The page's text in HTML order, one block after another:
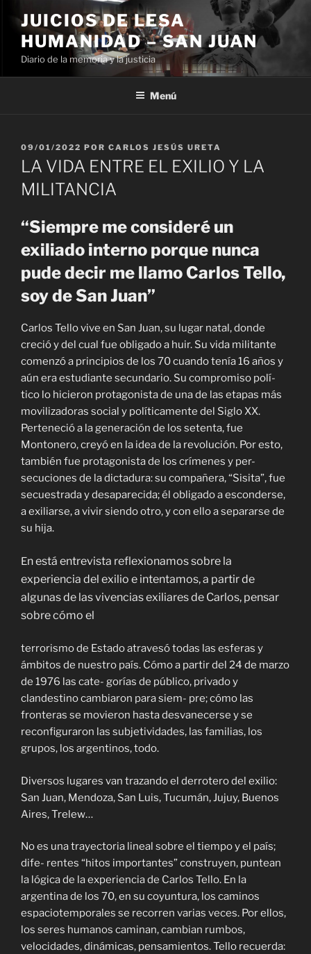
contenido
JUICIOS DE LESA
HUMANIDAD – SAN JUAN
Diario de la memoria y la justicia
Menú
PUBLICADO
EL
09/01/2022 POR CARLOS JESÚS URETA
LA VIDA ENTRE EL EXILIO Y LA
MILITANCIA
“Siempre me consideré un
exiliado interno porque nunca
pude decir me llamo Carlos Tello,
soy de San Juan”
Carlos Tello vive en San Juan, su lugar natal, donde
creció y del cual fue obligado a huir. Su vida militante
comenzó a principios de los 70 cuando tenía 16 años y
aún era estudiante secundario. Su compromiso polí-
tico lo hicieron protagonista de una de las etapas más
movilizadoras social y políticamente del Siglo XX.
Perteneció a la generación de los setenta, fue
Montonero, creyó en la idea de la revolución. Por esto,
también fue protagonista de los crímenes y per-
secuciones de la dictadura: su compañera, “Sisita”, fue
secuestrada y desaparecida; él obligado a esconderse,
a exiliarse, a vivir siendo otro, y con ello a separarse de
su hija.
En está entrevista reflexionamos sobre la
experiencia del exilio e intentamos, a partir de
algunas de las vivencias exiliares de Carlos, pensar
sobre cómo el
terrorismo de Estado atravesó todas las esferas y
ámbitos de nuestro país. Cómo a partir del 24 de marzo
de 1976 las cate- gorías de público, privado y
clandestino cambiaron para siem- pre; cómo las
fronteras se movieron hasta desvanecerse y se
reconfiguraron las subjetividades, las familias, los
grupos, los argentinos, todo.
Diversos lugares van trazando el derrotero del exilio:
San Juan, Mendoza, San Luis, Tucumán, Jujuy, Buenos
Aires, Trelew…
No es una trayectoria lineal sobre el tiempo y el país;
dife- rentes “hitos importantes” construyen, puntean
la lógica de la experiencia de Carlos Tello. En la
argentina de los 70, en su coyuntura, los caminos
espaciotemporales se recorren varias veces. Por ellos,
los seres humanos caminan, cambian rumbos,
velocidades, dinámicas, pensamientos. Tello recuerda: